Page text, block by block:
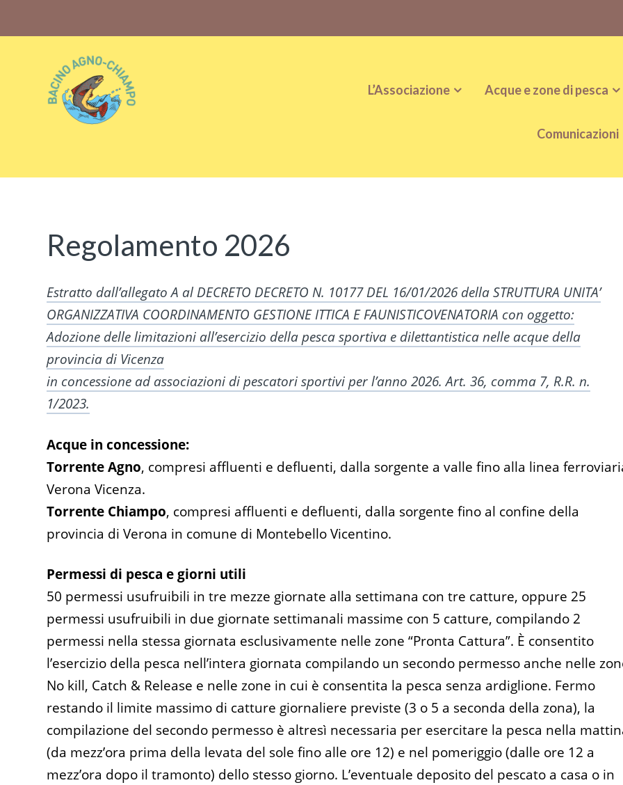
Chiampo
L’Associazione Acque e zone di pesca
Comunicazioni
Regolamento 2026
Estratto dall’allegato A al DECRETO DECRETO N. 10177 DEL 16/01/2026 della STRUTTURA UNITA’
ORGANIZZATIVA COORDINAMENTO GESTIONE ITTICA E FAUNISTICOVENATORIA con oggetto:
Adozione delle limitazioni all’esercizio della pesca sportiva e dilettantistica nelle acque della
provincia di Vicenza
in concessione ad associazioni di pescatori sportivi per l’anno 2026. Art. 36, comma 7, R.R. n.
1/2023.
Acque in concessione:
Torrente Agno, compresi affluenti e defluenti, dalla sorgente a valle fino alla linea
Verona Vicenza.
Torrente Chiampo, compresi affluenti e defluenti, dalla sorgente fino al confine della
provincia di Verona in comune di Montebello Vicentino.
Permessi di pesca e giorni utili
50 permessi usufruibili in tre mezze giornate alla settimana con tre catture, oppure 25
permessi usufruibili in due giornate settimanali massime con 5 catture, compilando 2
permessi nella stessa giornata esclusivamente nelle zone “Pronta Cattura”. È consentito
l’esercizio della pesca nell’intera giornata compilando un secondo permesso anche nelle
No kill, Catch & Release e nelle zone in cui è consentita la pesca senza ardiglione. Fermo
restando il limite massimo di catture giornaliere previste (3 o 5 a seconda della zona), la
compilazione del secondo permesso è altresì necessaria per esercitare la pesca nella
(da mezz’ora prima della levata del sole fino alle ore 12) e nel pomeriggio (dalle ore 12 a
mezz’ora dopo il tramonto) dello stesso giorno. L’eventuale deposito del pescato a casa o in